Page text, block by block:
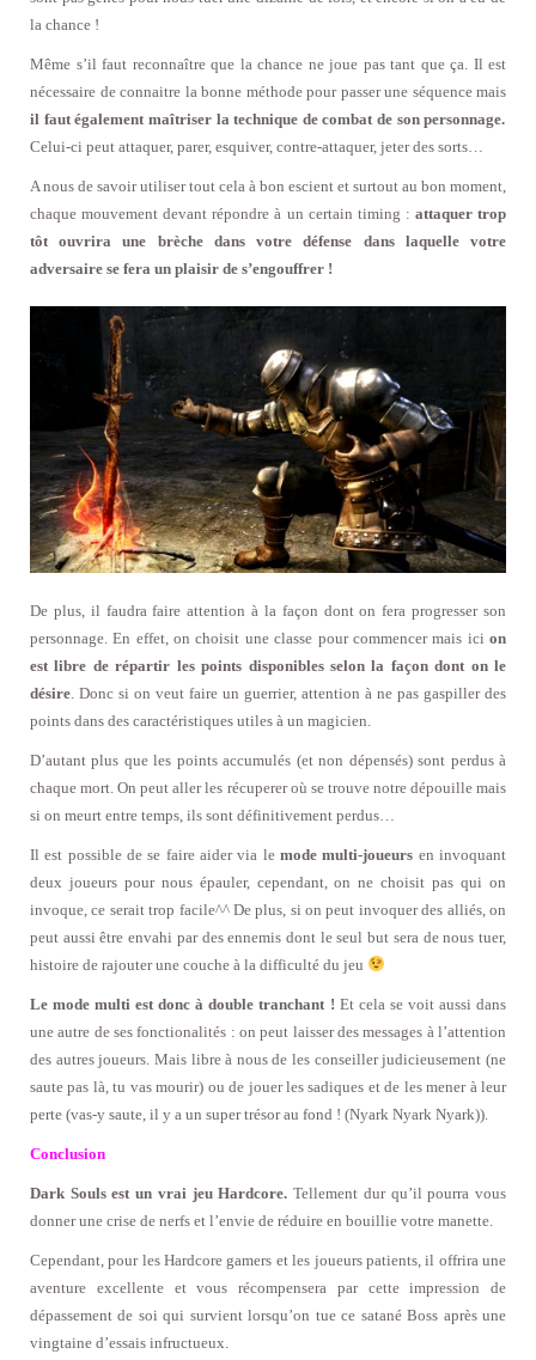
la chance !
Même s’il faut reconnaître que la chance ne joue pas tant que ça. Il est
nécessaire de connaitre la bonne méthode pour passer une séquence mais
il faut également maîtriser la technique de combat de son personnage.
Celui-ci peut attaquer, parer, esquiver, contre-attaquer, jeter des sorts…
A nous de savoir utiliser tout cela à bon escient et surtout au bon moment,
chaque mouvement devant répondre à un certain timing : attaquer trop
tôt ouvrira une brèche dans votre défense dans laquelle votre
adversaire se fera un plaisir de s’engouffrer !
De plus, il faudra faire attention à la façon dont on fera progresser son
personnage. En effet, on choisit une classe pour commencer mais ici on
est libre de répartir les points disponibles selon la façon dont on le
désire. Donc si on veut faire un guerrier, attention à ne pas gaspiller des
points dans des caractéristiques utiles à un magicien.
D’autant plus que les points accumulés (et non dépensés) sont perdus à
chaque mort. On peut aller les récuperer où se trouve notre dépouille mais
si on meurt entre temps, ils sont définitivement perdus…
Il est possible de se faire aider via le mode multi-joueurs en invoquant
deux joueurs pour nous épauler, cependant, on ne choisit pas qui on
invoque, ce serait trop facile^^ De plus, si on peut invoquer des alliés, on
peut aussi être envahi par des ennemis dont le seul but sera de nous tuer,
histoire de rajouter une couche à la difficulté du jeu
Le mode multi est donc à double tranchant ! Et cela se voit aussi dans
une autre de ses fonctionalités : on peut laisser des messages à l’attention
des autres joueurs. Mais libre à nous de les conseiller judicieusement (ne
saute pas là, tu vas mourir) ou de jouer les sadiques et de les mener à leur
perte (vas-y saute, il y a un super trésor au fond ! (Nyark Nyark Nyark)).
Conclusion
Dark Souls est un vrai jeu Hardcore. Tellement dur qu’il pourra vous
donner une crise de nerfs et l’envie de réduire en bouillie votre manette.
Cependant, pour les Hardcore gamers et les joueurs patients, il offrira une
aventure excellente et vous récompensera par cette impression de
dépassement de soi qui survient lorsqu’on tue ce satané Boss après une
vingtaine d’essais infructueux.